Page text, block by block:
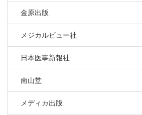
金原出版
メジカルビュー社
日本医事新報社
南山堂
メディカ出版